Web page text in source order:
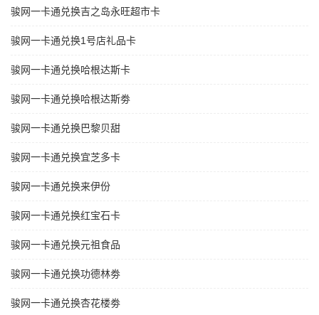
骏网一卡通兑换吉之岛永旺超市卡
骏网一卡通兑换1号店礼品卡
骏网一卡通兑换哈根达斯卡
骏网一卡通兑换哈根达斯劵
骏网一卡通兑换巴黎贝甜
骏网一卡通兑换宜芝多卡
骏网一卡通兑换来伊份
骏网一卡通兑换红宝石卡
骏网一卡通兑换元祖食品
骏网一卡通兑换功德林劵
骏网一卡通兑换杏花楼劵